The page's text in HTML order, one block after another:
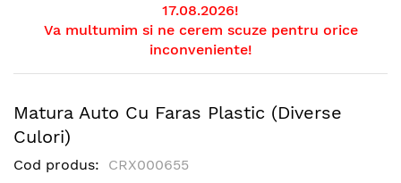
17.08.2026!
Va multumim si ne cerem scuze pentru orice
inconveniente!
Matura Auto Cu Faras Plastic (diverse
Culori)
Cod produs CRX000655